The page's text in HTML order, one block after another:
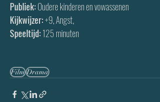
Publiek: Oudere kinderen en vowassenen
Kijkwijzer: +9, Angst,
Speeltijd: 125 minuten
Film Drama